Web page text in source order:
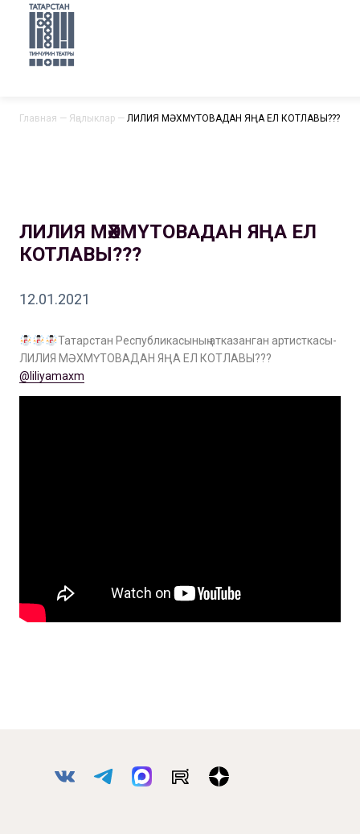
Главная — Яңалыклар — ЛИЛИЯ МӘХМҮТОВАДАН ЯҢА ЕЛ КОТЛАВЫ???
ЛИЛИЯ МӘХМҮТОВАДАН ЯҢА ЕЛ
КОТЛАВЫ???
12.01.2021
Татарстан Республикасының атказанган артисткасы-
ЛИЛИЯ МӘХМҮТОВАДАН ЯҢА ЕЛ КОТЛАВЫ???
@liliyamaxm